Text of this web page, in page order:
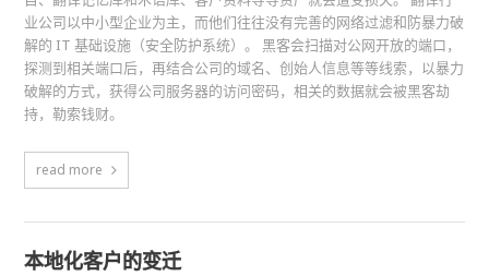
业公司以中小型企业为主，而他们往往没有完善的网络过滤和防暴力破
解的 IT 基础设施（安全防护系统）。 黑客会扫描对公网开放的端口，
探测到相关端口后，再结合公司的域名、创始人信息等等线索，以暴力
破解的方式，获得公司服务器的访问密码，相关的数据就会被黑客劫
持，勒索钱财。
read more
本地化客户的变迁